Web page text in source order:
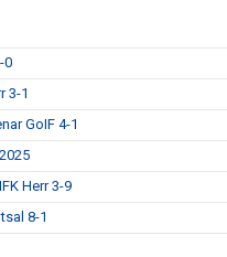
0
3-1
GoIF 4-1
Herr 3-9
8-1